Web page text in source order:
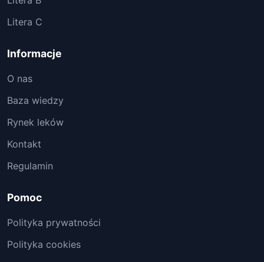
Litera C
Informacje
O nas
Baza wiedzy
Rynek leków
Kontakt
Regulamin
Pomoc
Polityka prywatności
Polityka cookies